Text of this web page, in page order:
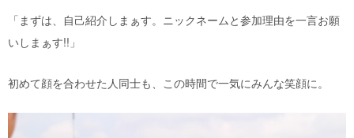
「まずは、自己紹介しまぁす。ニックネームと参加理由を一言お願
いしまぁす!!」
初めて顔を合わせた人同士も、この時間で一気にみんな笑顔に。